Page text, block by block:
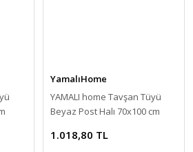
YamalıHome
YAMALI home Tavşan Tüyü
Beyaz Post Halı 70x100 cm
1.018,80 TL